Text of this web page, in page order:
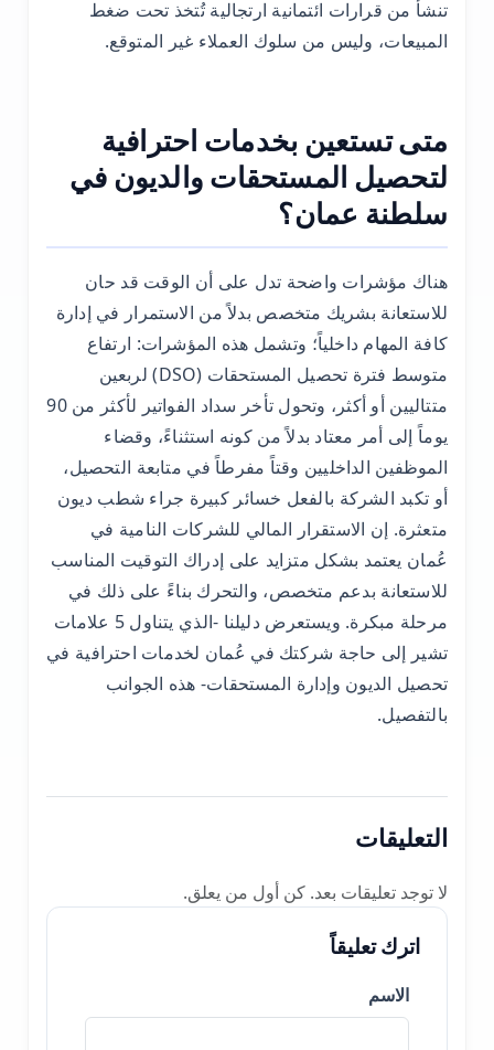
تنشأ من قرارات ائتمانية ارتجالية تُتخذ تحت ضغط
المبيعات، وليس من سلوك العملاء غير المتوقع.
متى تستعين بخدمات احترافية
لتحصيل المستحقات والديون في
سلطنة عمان؟
هناك مؤشرات واضحة تدل على أن الوقت قد حان
للاستعانة بشريك متخصص بدلاً من الاستمرار في إدارة
كافة المهام داخلياً؛ وتشمل هذه المؤشرات: ارتفاع
متوسط ​​فترة تحصيل المستحقات (DSO) لربعين
متتاليين أو أكثر، وتحول تأخر سداد الفواتير لأكثر من 90
يوماً إلى أمر معتاد بدلاً من كونه استثناءً، وقضاء
الموظفين الداخليين وقتاً مفرطاً في متابعة التحصيل،
أو تكبد الشركة بالفعل خسائر كبيرة جراء شطب ديون
متعثرة. إن الاستقرار المالي للشركات النامية في
عُمان يعتمد بشكل متزايد على إدراك التوقيت المناسب
للاستعانة بدعم متخصص، والتحرك بناءً على ذلك في
مرحلة مبكرة. ويستعرض دليلنا -الذي يتناول 5 علامات
تشير إلى حاجة شركتك في عُمان لخدمات احترافية في
تحصيل الديون وإدارة المستحقات- هذه الجوانب
بالتفصيل.
التعليقات
لا توجد تعليقات بعد. كن أول من يعلق.
اترك تعليقاً
الاسم